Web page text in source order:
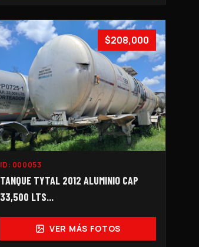
$208,000
ID: 000053
TANQUE TYTAL 2012 ALUMINIO CAP
33,500 LTS...
VER MÁS FOTOS